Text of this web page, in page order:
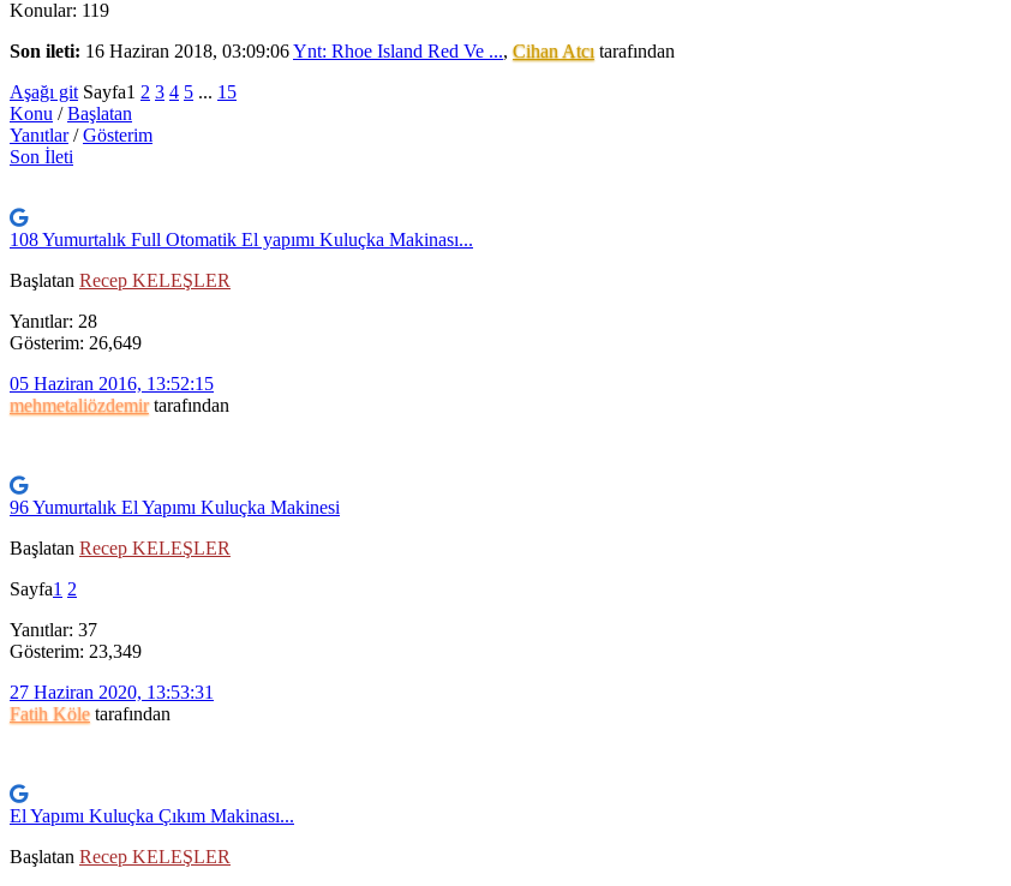
Konular: 119
Son ileti: 16 Haziran 2018, 03:09:06Ynt: Rhoe Island Red Ve ...,Cihan Atcı tarafından
Aşağı git Sayfa1 2 3 4 5 ... 15
Konu /Başlatan
Yanıtlar/Gösterim
Son İleti
108 Yumurtalık Full Otomatik El yapımı Kuluçka Makinası...
Başlatan Recep KELEŞLER
Yanıtlar: 28
Gösterim: 26,649
05 Haziran 2016, 13:52:15
mehmetaliözdemirtarafından
96 Yumurtalık El Yapımı Kuluçka Makinesi
Başlatan Recep KELEŞLER
Sayfa1 2
Yanıtlar: 37
Gösterim: 23,349
27 Haziran 2020, 13:53:31
Fatih Köletarafından
El Yapımı Kuluçka Çıkım Makinası...
Başlatan Recep KELEŞLER